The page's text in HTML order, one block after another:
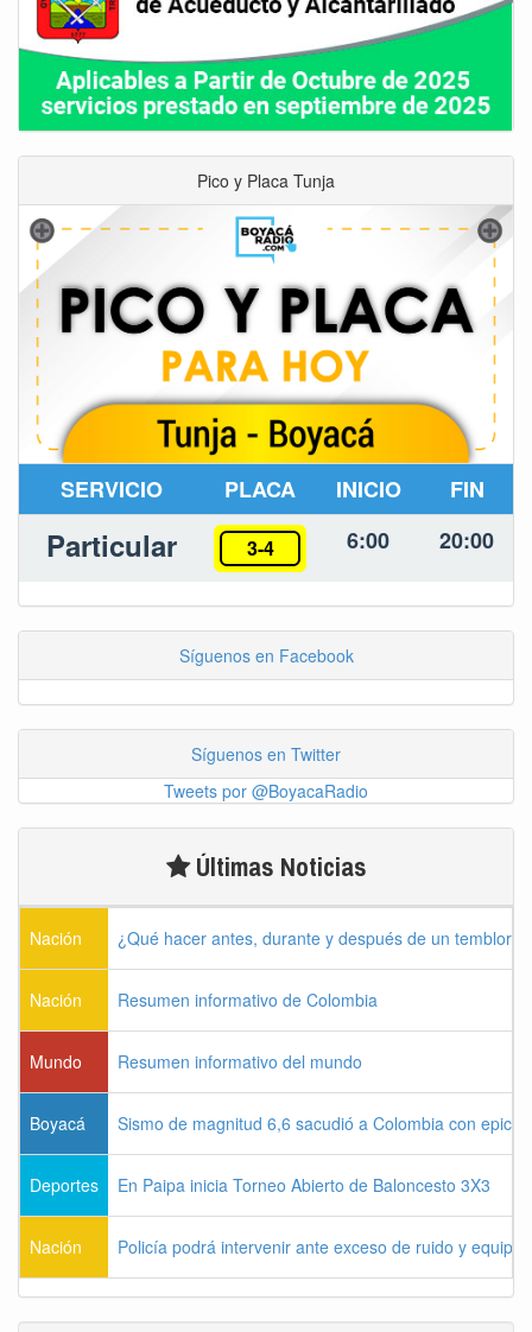
Pico y Placa Tunja
SERVICIO PLACA INICIO FIN
Particular 3-4 6:00 20:00
Síguenos en Facebook
Síguenos en Twitter
Tweets por @BoyacaRadio
Últimas Noticias
Nación ¿Qué hacer antes, durante y después de un temblor?
Nación Resumen informativo de Colombia
Mundo Resumen informativo del mundo
Boyacá Sismo de magnitud 6,6 sacudió a Colombia con
Deportes En Paipa inicia Torneo Abierto de Baloncesto 3X3
Nación Policía podrá intervenir ante exceso de ruido y